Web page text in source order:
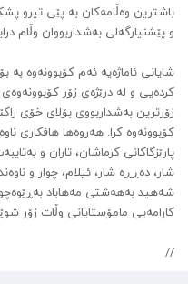
باشترین وەڵامەکان بە پێی تیرو
و پێشنیارگەلی بەشداربووان وڵام
شایانی ئاماژەیە ئەم کۆبوونەوە
کردەیی و لە درێژەی زۆر
زۆرترین بەشداربووی بۆلای خۆی
کۆبوونەوە کرا. هەروەها هاڤکاری
پارێزگاکانی کرماشان، تاران و
شار، دەڕڕە شار، ئیلام، چوار و
شەهید بەهەشتی مەهاباد
کارامەیی مامۆستایانی وڵات زۆر
//